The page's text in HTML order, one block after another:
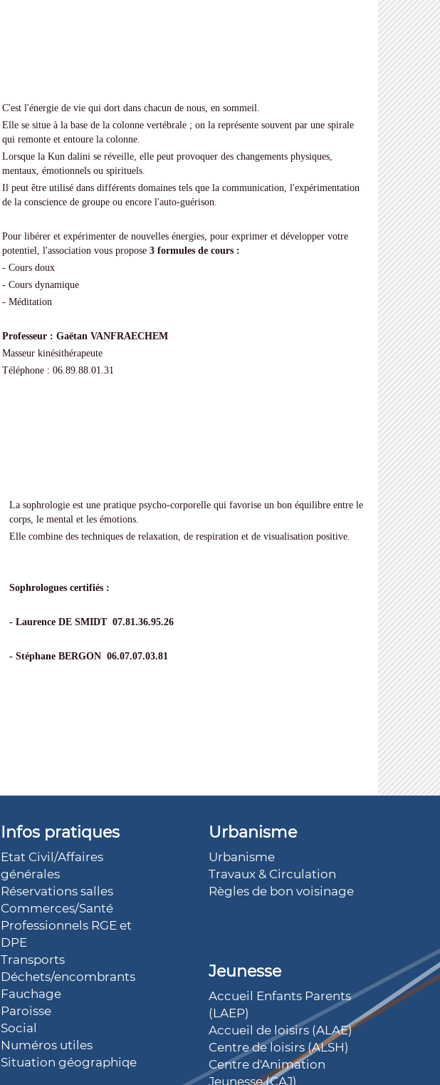
C'est l'énergie de vie qui dort dans chacun de nous, en sommeil.
Elle se situe à la base de la colonne vertébrale ; on la représente souvent par une spirale
qui remonte et entoure la colonne.
Lorsque la Kun dalini se réveille, elle peut provoquer des changements physiques,
mentaux, émotionnels ou spirituels.
Il peut être utilisé dans différents domaines tels que la communication, l'expérimentation
de la conscience de groupe ou encore l'auto-guérison.
Pour libérer et expérimenter de nouvelles énergies, pour exprimer et développer votre
potentiel, l'association vous propose 3 formules de cours :
- Cours doux
- Cours dynamique
- Méditation
Professeur : Gaëtan VANFRAECHEM
Masseur kinésithérapeute
Téléphone : 06.89.88.01.31
La sophrologie est une pratique psycho-corporelle qui favorise un bon équilibre entre le
corps, le mental et les émotions.
Elle combine des techniques de relaxation, de respiration et de visualisation positive.
Sophrologues certifiés :
- Laurence DE SMIDT 07.81.36.95.26
- Stéphane BERGON 06.07.07.03.81
Infos pratiques
Etat Civil/Affaires
générales
Réservations salles
Commerces/Santé
Professionnels RGE et
DPE
Transports
Déchets/encombrants
Fauchage
Paroisse
Social
Numéros utiles
Situation géographiqe
Urbanisme
Urbanisme
Travaux & Circulation
Règles de bon voisinage
Jeunesse
Accueil Enfants Parents
(LAEP)
Accueil de loisirs (ALAE)
Centre de loisirs (ALSH)
Centre d'Animation
Jeunesse (CAJ)